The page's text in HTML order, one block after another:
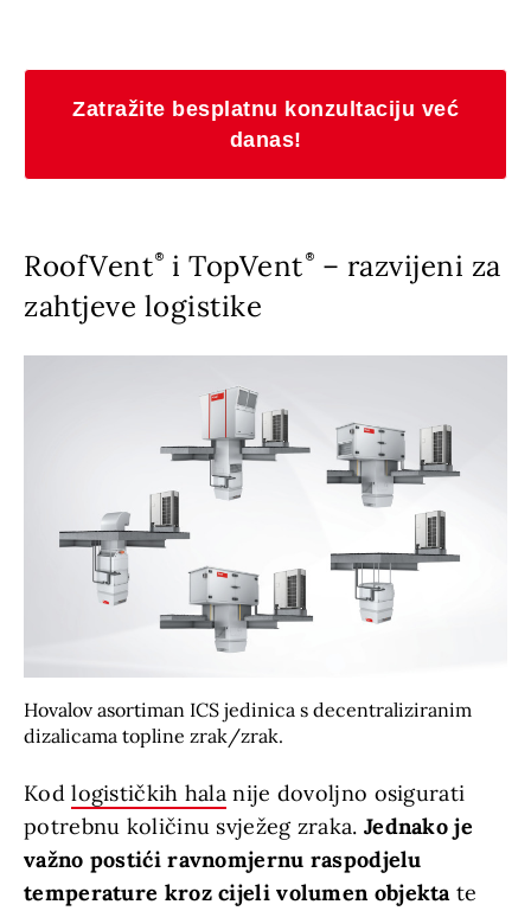
Zatražite besplatnu konzultaciju već
danas!
RoofVent i TopVent – razvijeni za
zahtjeve logistike
Hovalov asortiman ICS jedinica s decentraliziranim
dizalicama topline zrak/zrak.
Kodlogističkih hala nije dovoljno osigurati
potrebnu količinu svježeg zraka. Jednako je
važno postići ravnomjernu raspodjelu
temperature kroz cijeli volumen objektate